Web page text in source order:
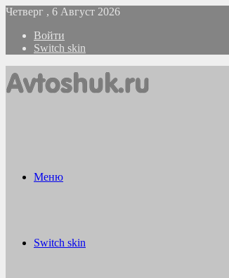
Четверг , 6 Август 2026
Войти
Switch skin
Меню
Switch skin